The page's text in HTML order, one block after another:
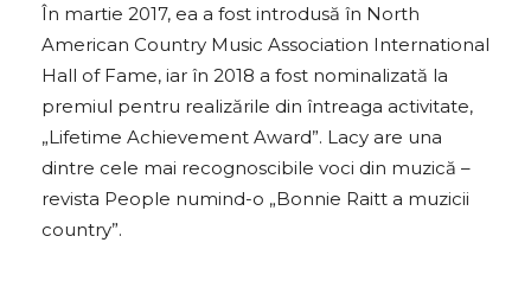
În martie 2017, ea a fost introdusă în North
American Country Music Association International
Hall of Fame, iar în 2018 a fost nominalizată la
premiul pentru realizările din întreaga activitate,
„Lifetime Achievement Award”. Lacy are una
dintre cele mai recognoscibile voci din muzică –
revista People numind-o „Bonnie Raitt a muzicii
country”.